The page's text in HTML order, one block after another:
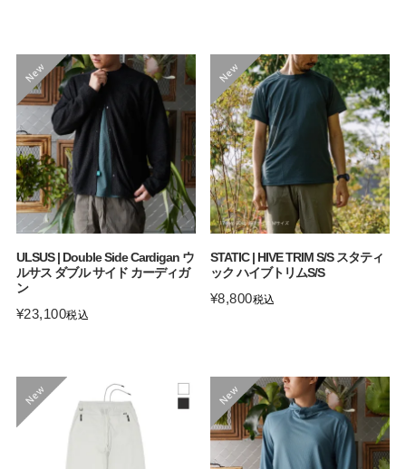
ULSUS | Double Side Cardigan ウ
ルサス ダブル サイド カーディガ
ン
¥23,100税込
STATIC | HIVE TRIM S/S スタティ
ック ハイブトリムS/S
¥8,800税込